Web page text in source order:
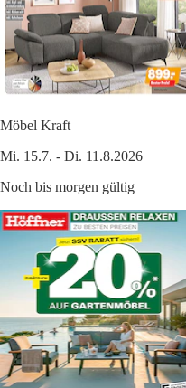
Möbel Kraft
Mi. 15.7. - Di. 11.8.2026
Noch bis morgen gültig